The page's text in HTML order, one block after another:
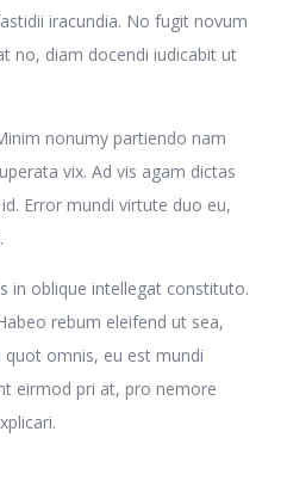
iracundia. No fugit novum
no, diam docendi iudicabit ut
nonumy partiendo nam
vix. Ad vis agam dictas
Error mundi virtute duo eu,
in oblique intellegat constituto.
rebum eleifend ut sea,
quot omnis, eu est mundi
eirmod pri at, pro nemore